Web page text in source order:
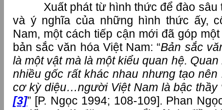
Xuất phát từ hình thức để đào sâu
và ý nghĩa của những hình thức ấy,
Nam, một cách tiếp cận mới đã góp
bản sắc văn hóa Việt Nam: “Bản sắc
là một vật mà là một kiểu quan hệ.
nhiều gốc rất khác nhau nhưng tạo
cơ kỳ diệu…người Việt Nam là bậc thầy
[3]” [P. Ngọc 1994; 108-109]. Phan